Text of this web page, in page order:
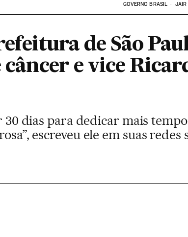
GOVERNO BRASIL JAIR
de São
câncer e vice
dias para dedicar mais
escreveu ele em suas redes